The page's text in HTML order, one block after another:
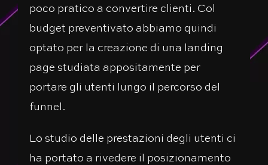
poco pratico a convertire clienti. Col
budget preventivato abbiamo quindi
optato per la creazione di una landing
page studiata appositamente per
portare gli utenti lungo il percorso del
funnel.
Lo studio delle prestazioni degli utenti ci
ha portato a rivedere il posizionamento